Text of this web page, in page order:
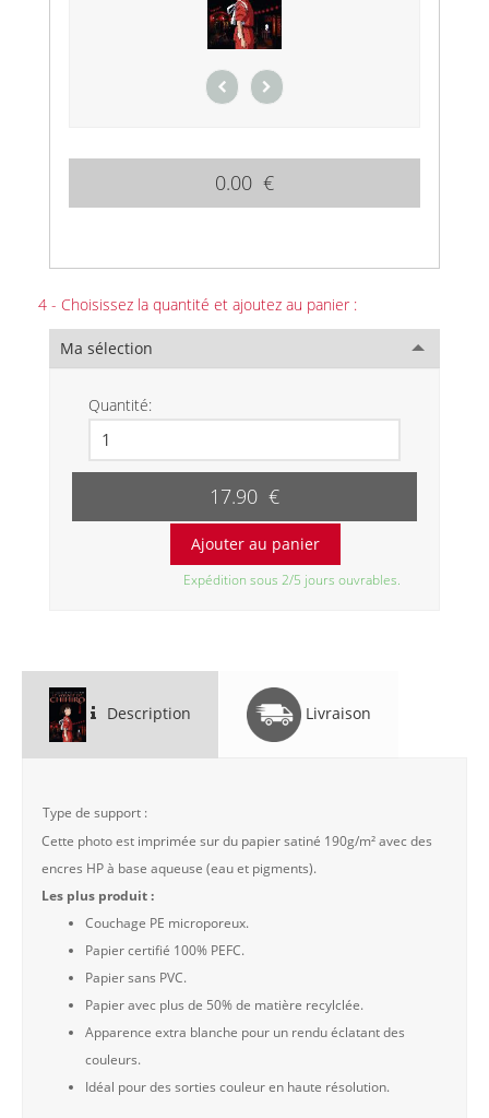
0.00 €
4 - Choisissez la quantité et ajoutez au panier :
Ma sélection
Quantité:
17.90 €
Expédition sous 2/5 jours ouvrables.
Description Livraison
Type de support :
Cette photo est imprimée sur du papier satiné 190g/m² avec des
encres HP à base aqueuse (eau et pigments).
Les plus produit :
Couchage PE microporeux.
Papier certifié 100% PEFC.
Papier sans PVC.
Papier avec plus de 50% de matière recylclée.
Apparence extra blanche pour un rendu éclatant des
couleurs.
Idéal pour des sorties couleur en haute résolution.